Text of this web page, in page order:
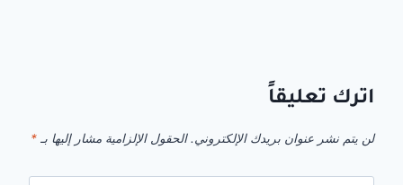
اترك تعليقاً
لن يتم نشر عنوان بريدك الإلكتروني. الحقول الإلزامية مشار إليها بـ *